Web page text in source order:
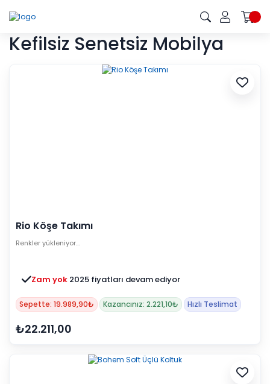
Kefilsiz Senetsiz Mobilya
Rio Köşe Takımı
Renkler yükleniyor…
Zam yok 2025 fiyatları devam ediyor
Sepette: 19.989,90₺ Kazancınız: 2.221,10₺ Hızlı Teslimat
₺22.211,00